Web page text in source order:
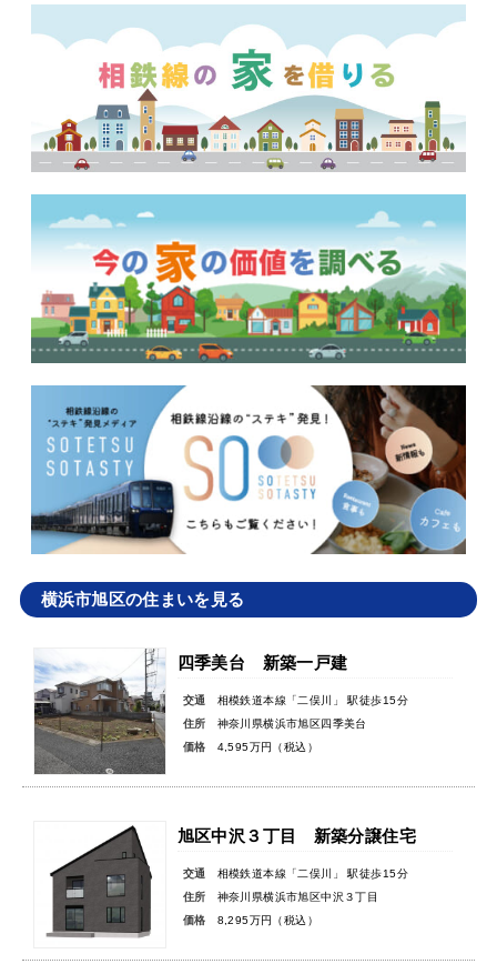
横浜市旭区の住まいを見る
四季美台 新築一戸建
交通
相模鉄道本線「二俣川」 駅徒歩15分
住所
神奈川県横浜市旭区四季美台
価格
4,595万円（税込）
旭区中沢３丁目 新築分譲住宅
交通
相模鉄道本線「二俣川」 駅徒歩15分
住所
神奈川県横浜市旭区中沢３丁目
価格
8,295万円（税込）